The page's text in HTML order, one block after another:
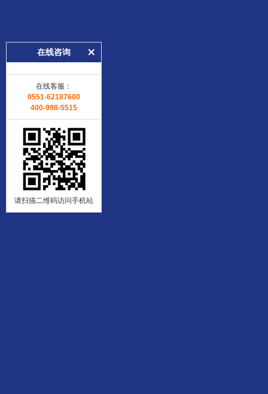
在线咨询
在线客服：
0551-62187600
400-998-5515
请扫描二维码访问手机站